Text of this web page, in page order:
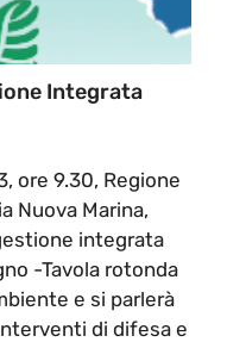
Integrata
ore 9.30, Regione
Nuova Marina,
integrata
-Tavola rotonda
e si parlerà
di difesa e